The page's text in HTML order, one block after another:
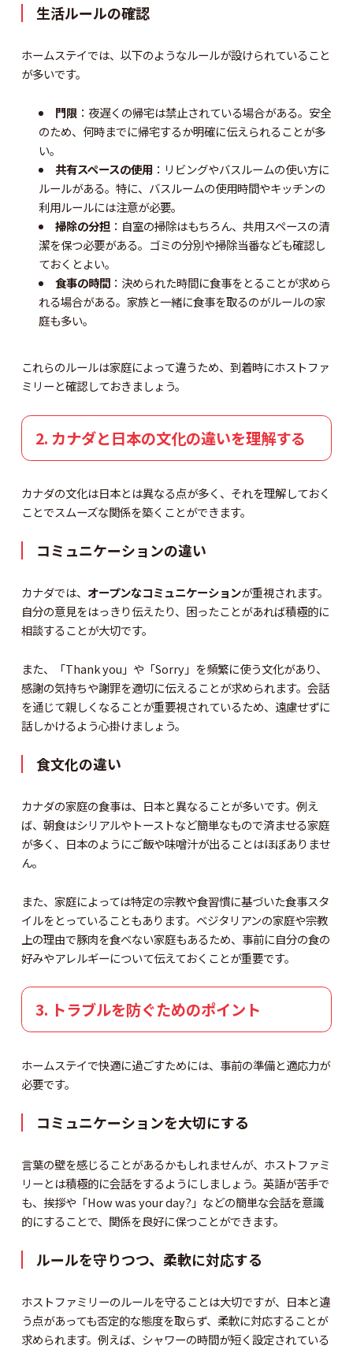
生活ルールの確認
ホームステイでは、以下のようなルールが設けられていること
が多いです。
門限 ：夜遅くの帰宅は禁止されている場合がある。安全
のため、何時までに帰宅するか明確に伝えられることが多
い。
共有スペースの使用 ：リビングやバスルームの使い方に
ルールがある。特に、バスルームの使用時間やキッチンの
利用ルールには注意が必要。
掃除の分担 ：自室の掃除はもちろん、共用スペースの清
潔を保つ必要がある。ゴミの分別や掃除当番なども確認し
ておくとよい。
食事の時間 ：決められた時間に食事をとることが求めら
れる場合がある。家族と一緒に食事を取るのがルールの家
庭も多い。
これらのルールは家庭によって違うため、到着時にホストファ
ミリーと確認しておきましょう。
2. カナダと日本の文化の違いを理解する
カナダの文化は日本とは異なる点が多く、それを理解しておく
ことでスムーズな関係を築くことができます。
コミュニケーションの違い
カナダでは、 オープンなコミュニケーションが重視されます。
自分の意見をはっきり伝えたり、困ったことがあれば積極的に
相談することが大切です。
また、「Thank you」や「Sorry」を頻繁に使う文化があり、
感謝の気持ちや謝罪を適切に伝えることが求められます。会話
を通じて親しくなることが重要視されているため、遠慮せずに
話しかけるよう心掛けましょう。
食文化の違い
カナダの家庭の食事は、日本と異なることが多いです。例え
ば、朝食はシリアルやトーストなど簡単なもので済ませる家庭
が多く、日本のようにご飯や味噌汁が出ることはほぼありませ
ん。
また、家庭によっては特定の宗教や食習慣に基づいた食事スタ
イルをとっていることもあります。ベジタリアンの家庭や宗教
上の理由で豚肉を食べない家庭もあるため、事前に自分の食の
好みやアレルギーについて伝えておくことが重要です。
3. トラブルを防ぐためのポイント
ホームステイで快適に過ごすためには、事前の準備と適応力が
必要です。
コミュニケーションを大切にする
言葉の壁を感じることがあるかもしれませんが、ホストファミ
リーとは積極的に会話をするようにしましょう。英語が苦手で
も、挨拶や「How was your day?」などの簡単な会話を意識
的にすることで、関係を良好に保つことができます。
ルールを守りつつ、柔軟に対応する
ホストファミリーのルールを守ることは大切ですが、日本と違
う点があっても否定的な態度を取らず、柔軟に対応することが
求められます。例えば、シャワーの時間が短く設定されている